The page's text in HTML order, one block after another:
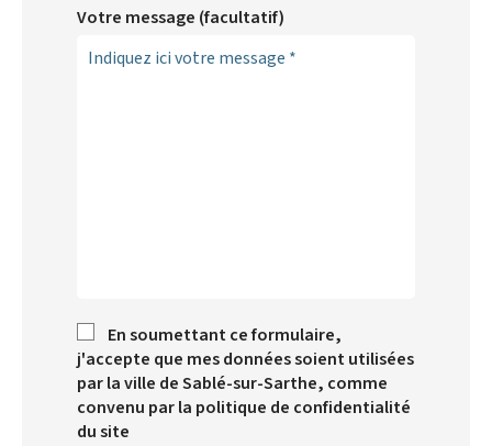
Votre message (facultatif)
En soumettant ce formulaire,
j'accepte que mes données soient utilisées
par la ville de Sablé-sur-Sarthe, comme
convenu par la politique de confidentialité
du site